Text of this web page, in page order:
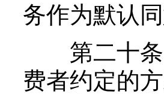
务作为默认
第二十条
费者约定的